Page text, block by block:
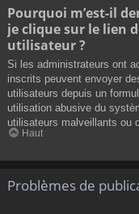
Pourquoi m’est-il
je clique sur le lien
utilisateur ?
Si les administrateurs ont
inscrits peuvent envoyer
utilisateurs depuis un
utilisation abusive du
utilisateurs malveillants ou
Haut
Problèmes de